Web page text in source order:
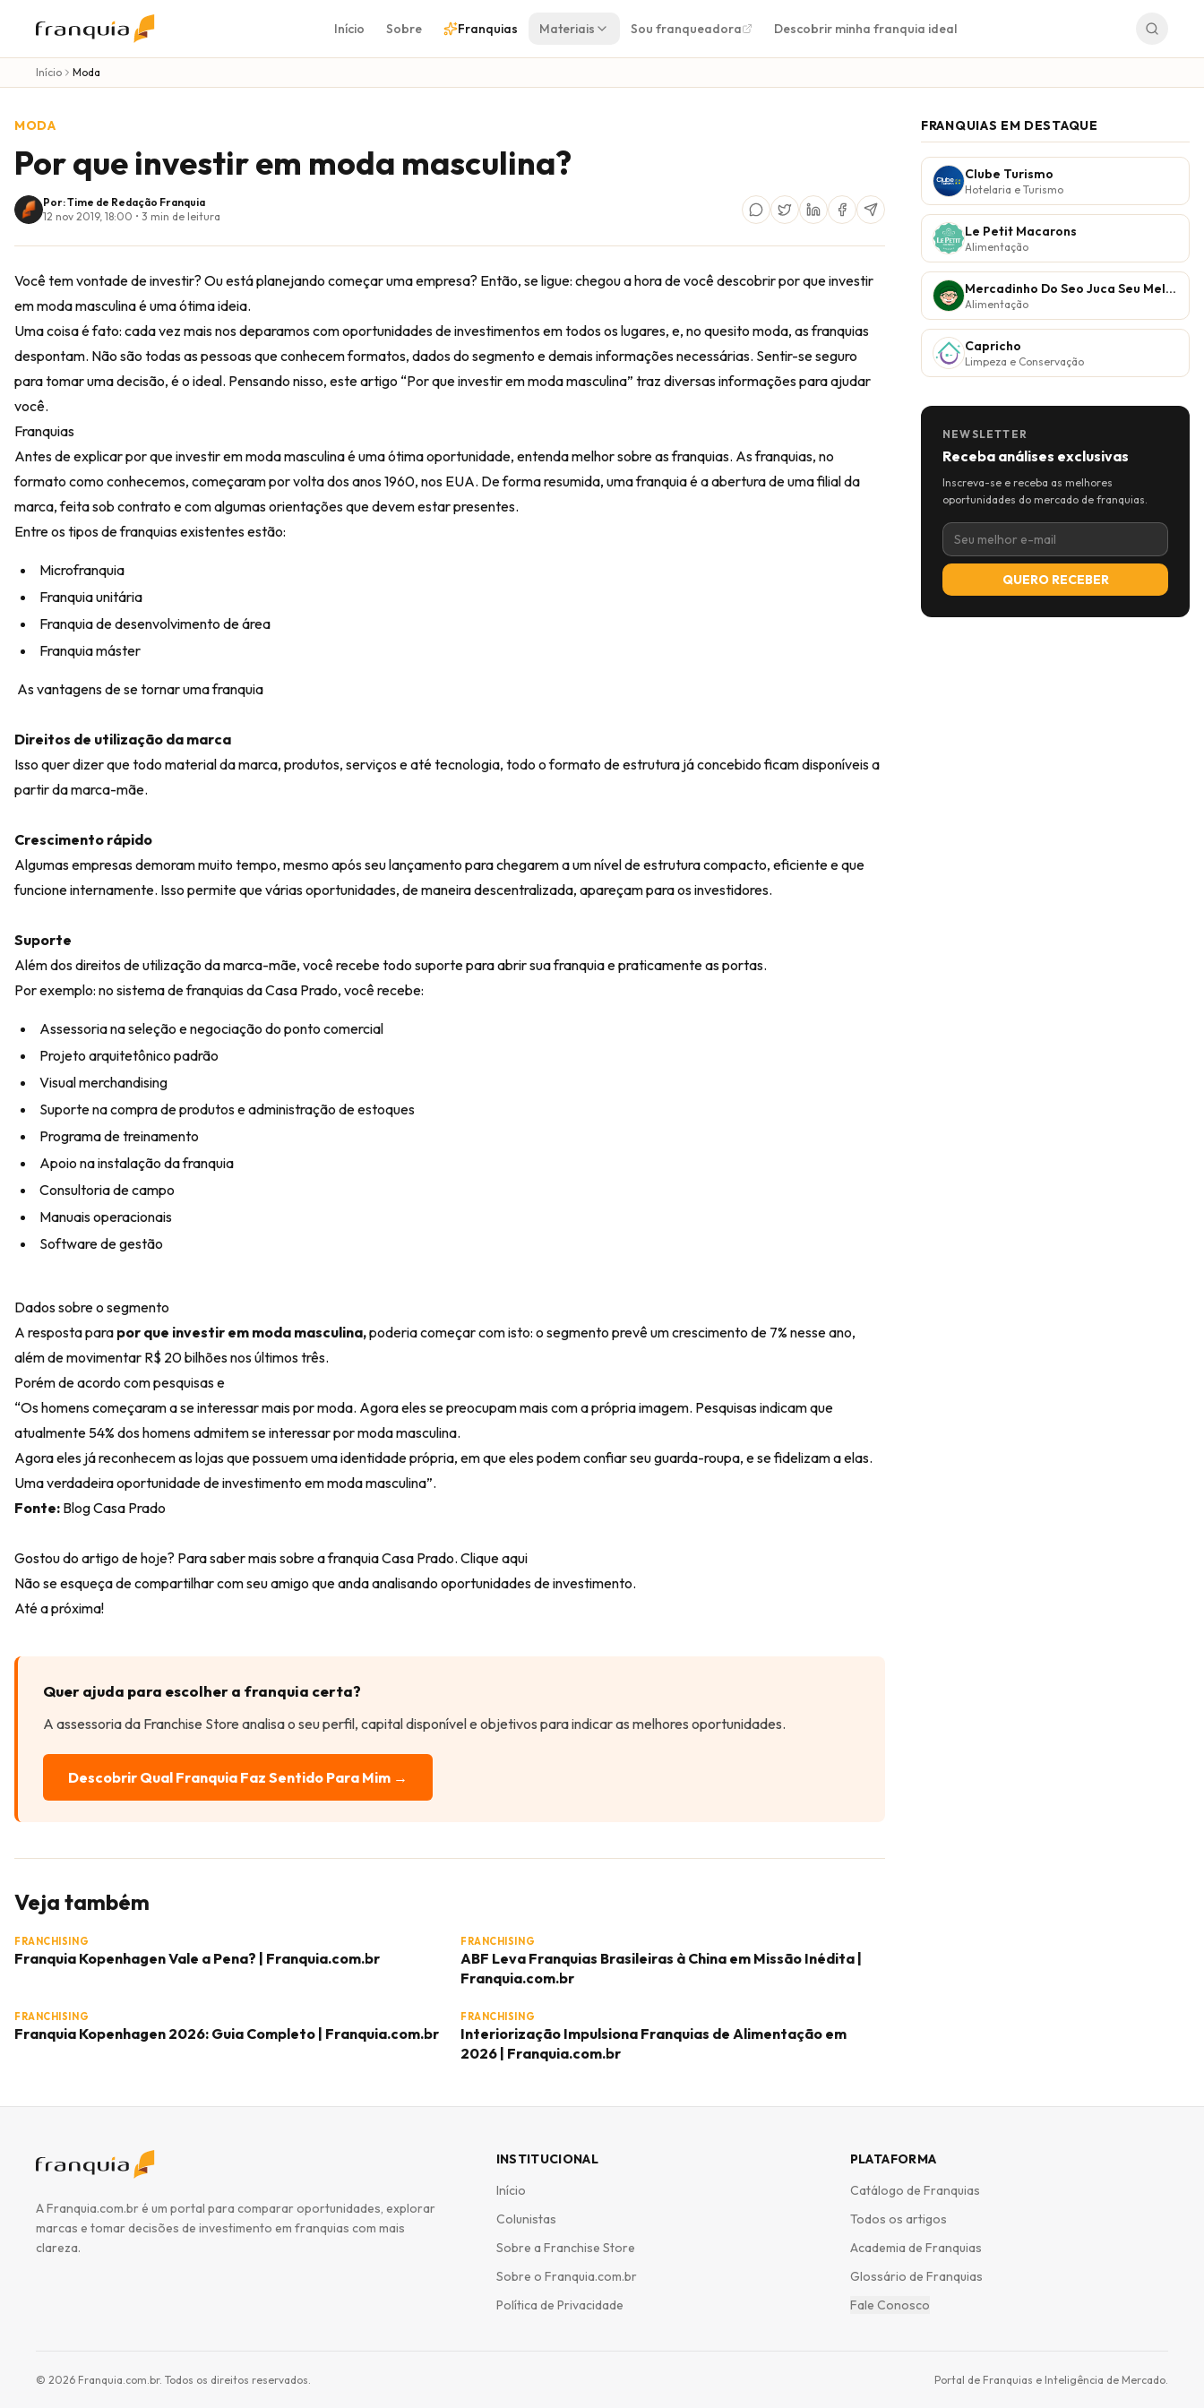
Início Sobre Franquias Materiais Sou franqueadora Descobrir minha franquia ideal
Início Moda
MODA
Por que investir em moda masculina?
Por: Time de Redação Franquia
12 nov 2019, 18:00 • 3 min de leitura
Você tem vontade de investir? Ou está planejando começar uma empresa? Então, se ligue: chegou a hora de você descobrir por que investir
em moda masculina é uma ótima ideia.
Uma coisa é fato: cada vez mais nos deparamos com oportunidades de investimentos em todos os lugares, e, no quesito moda, as franquias
despontam. Não são todas as pessoas que conhecem formatos, dados do segmento e demais informações necessárias. Sentir-se seguro
para tomar uma decisão, é o ideal. Pensando nisso, este artigo “Por que investir em moda masculina” traz diversas informações para ajudar
você.
Franquias
Antes de explicar por que investir em moda masculina é uma ótima oportunidade, entenda melhor sobre as franquias. As franquias, no
formato como conhecemos, começaram por volta dos anos 1960, nos EUA. De forma resumida, uma franquia é a abertura de uma filial da
marca, feita sob contrato e com algumas orientações que devem estar presentes.
Entre os tipos de franquias existentes estão:
Microfranquia
Franquia unitária
Franquia de desenvolvimento de área
Franquia máster
As vantagens de se tornar uma franquia
Direitos de utilização da marca
Isso quer dizer que todo material da marca, produtos, serviços e até tecnologia, todo o formato de estrutura já concebido ficam disponíveis a
partir da marca-mãe.
Crescimento rápido
Algumas empresas demoram muito tempo, mesmo após seu lançamento para chegarem a um nível de estrutura compacto, eficiente e que
funcione internamente. Isso permite que várias oportunidades, de maneira descentralizada, apareçam para os investidores.
Suporte
Além dos direitos de utilização da marca-mãe, você recebe todo suporte para abrir sua franquia e praticamente as portas.
Por exemplo: no sistema de franquias daCasa Prado, você recebe:
Assessoria na seleção e negociação do ponto comercial
Projeto arquitetônico padrão
Visual merchandising
Suporte na compra de produtos e administração de estoques
Programa de treinamento
Apoio na instalação da franquia
Consultoria de campo
Manuais operacionais
Software de gestão
Dados sobre o segmento
A resposta para por que investir em moda masculina,poderia começar com isto: o segmento prevê um crescimento de 7% nesse ano,
além de movimentar R$ 20 bilhões nos últimos três.
Porém de acordo com pesquisas e
“Os homens começaram a se interessar mais por moda. Agora eles se preocupam mais com a própria imagem. Pesquisas indicam que
atualmente 54% dos homens admitem se interessar por moda masculina.
Agora eles já reconhecem as lojas que possuem uma identidade própria, em que eles podem confiar seu guarda-roupa, e se fidelizam a elas.
Uma verdadeira oportunidade de investimento em moda masculina”.
Fonte: Blog Casa Prado
Gostou do artigo de hoje? Para saber mais sobre a franquia Casa Prado. Clique aqui
Não se esqueça de compartilhar com seu amigo que anda analisando oportunidades de investimento.
Até a próxima!
Quer ajuda para escolher a franquia certa?
A assessoria da Franchise Store analisa o seu perfil, capital disponível e objetivos para indicar as melhores oportunidades.
Descobrir Qual Franquia Faz Sentido Para Mim →
Veja também
FRANCHISING
Franquia Kopenhagen Vale a Pena? | Franquia.com.br
FRANCHISING
ABF Leva Franquias Brasileiras à China em Missão Inédita |
Franquia.com.br
FRANCHISING
Franquia Kopenhagen 2026: Guia Completo | Franquia.com.br
FRANCHISING
Interiorização Impulsiona Franquias de Alimentação em
2026 | Franquia.com.br
FRANQUIAS EM DESTAQUE
Clube Turismo
Hotelaria e Turismo
Le Petit Macarons
Alimentação
Mercadinho Do Seo Juca Seu Melhor Vizinho
Alimentação
Capricho
Limpeza e Conservação
NEWSLETTER
Receba análises exclusivas
Inscreva-se e receba as melhores
oportunidades do mercado de franquias.
QUERO RECEBER
A Franquia.com.br é um portal para comparar oportunidades, explorar
marcas e tomar decisões de investimento em franquias com mais
clareza.
INSTITUCIONAL
Início
Colunistas
Sobre a Franchise Store
Sobre o Franquia.com.br
Política de Privacidade
PLATAFORMA
Catálogo de Franquias
Todos os artigos
Academia de Franquias
Glossário de Franquias
Fale Conosco
© 2026 Franquia.com.br. Todos os direitos reservados. Portal de Franquias e Inteligência de Mercado.